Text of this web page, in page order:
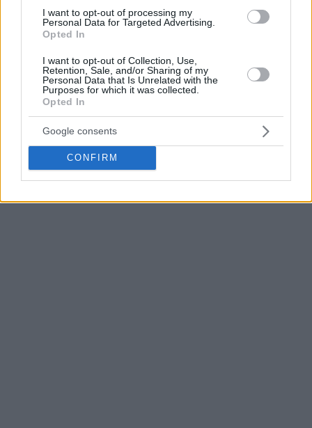
I want to opt-out of processing my
Personal Data for Targeted Advertising.
Opted In
I want to opt-out of Collection, Use,
Retention, Sale, and/or Sharing of my
Personal Data that Is Unrelated with the
Purposes for which it was collected.
Opted In
Google consents
CONFIRM
esta casa ha podido confirmar la información de Yagiz
Sabuncuoglu, y será Tomislav Mijatovic quien se haga cargo
hasta el final de la temporada.
El técnico croata ha estado trabajando como asistente en el
Anadolu Efesdesde 2010.